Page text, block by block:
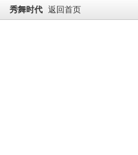
秀舞时代 返回首页